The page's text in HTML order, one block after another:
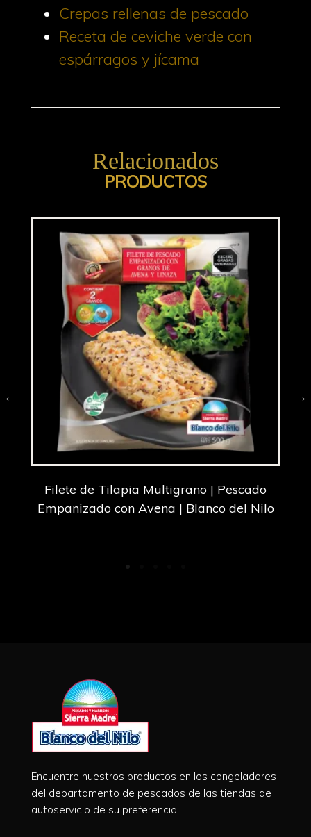
Crepas rellenas de pescado
Receta de ceviche verde con
espárragos y jícama
Relacionados
PRODUCTOS
Filete de Tilapia Multigrano | Pescado
Empanizado con Avena | Blanco del Nilo
Encuentre nuestros productos en los congeladores
del departamento de pescados de las tiendas de
autoservicio de su preferencia.